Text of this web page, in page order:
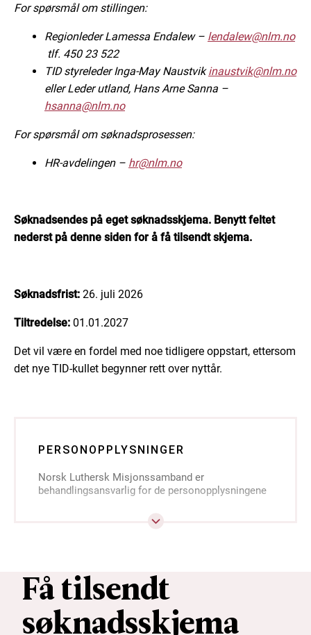
For spørsmål om stillingen:
Regionleder Lamessa Endalew – lendalew@nlm.no
tlf. 450 23 522
TID styreleder Inga-May Naustvikinaustvik@nlm.no
eller Leder utland, Hans Arne Sanna –
hsanna@nlm.no
For spørsmål om søknadsprosessen:
HR-avdelingen – hr@nlm.no
Søknadsendes på eget søknadsskjema. Benytt feltet
nederst på denne siden for å få tilsendt skjema.
Søknadsfrist: 26. juli 2026
Tiltredelse: 01.01.2027
Det vil være en fordel med noe tidligere oppstart, ettersom
det nye TID-kullet begynner rett over nyttår.
PERSONOPPLYSNINGER
Norsk Luthersk Misjonssamband er
behandlingsansvarlig for de personopplysningene
personvernforordningen artikkel 4.
rekrutteringsprosessen, jf. personvernforordningen
artikkel 6. Hvis du oppgir personopplysninger som
sier noe om din religion, avgir du med dette et
spesifikt samtykke til at vi kan behandle dine
Få tilsendt
søknadsskjema